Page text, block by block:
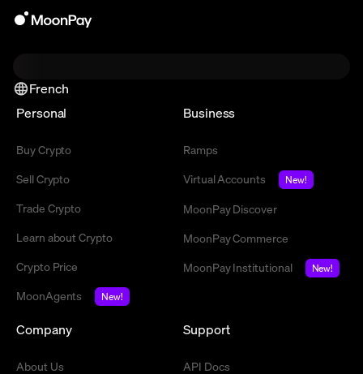
French
Personal
Buy Crypto
Sell Crypto
Trade Crypto
Learn about Crypto
Crypto Price
MoonAgents
New!
Business
Ramps
Virtual Accounts
New!
MoonPay Discover
MoonPay Commerce
MoonPay Institutional
New!
Company
About Us
Support
API Docs